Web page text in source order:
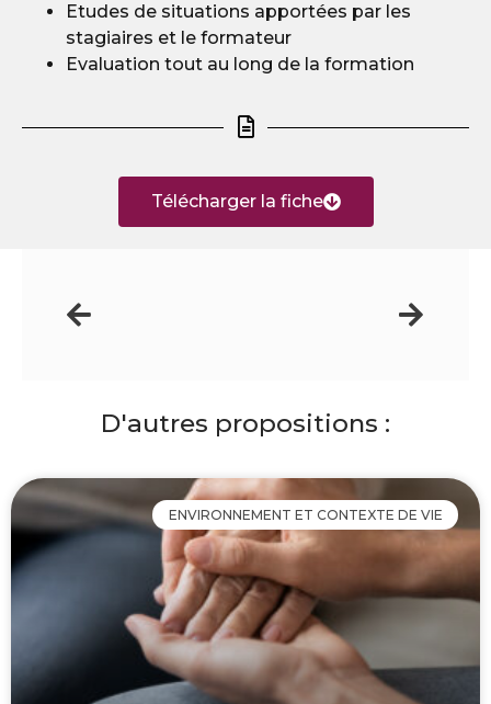
Etudes de situations apportées par les
stagiaires et le formateur
Evaluation tout au long de la formation
Télécharger la fiche
D'autres propositions :
ENVIRONNEMENT ET CONTEXTE DE VIE